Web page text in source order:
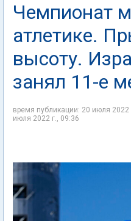
Чемпионат
атлетике.
высоту.
занял 11-е
время публикации: 20 июля
июля 2022 г., 09:36